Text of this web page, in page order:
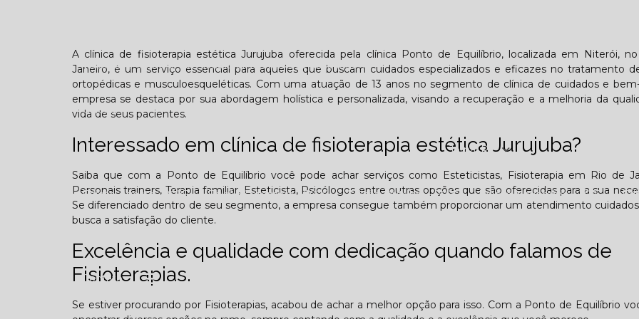
Você sabe o que é TOD (Transtorno opositivo desafiador)?
Galeria
Jornal PE
Edição Agosto - 2025 Edição Setembro - 2025 Edição Outubro - 2025 Edição Novembro - 2025
Contato
A clínica de fisioterapia estética Jurujuba oferecida pela clínica Ponto de Equilíbrio, localizada em Niterói,
Janeiro, é um serviço essencial para aqueles que buscam cuidados especializados e eficazes no tratamento
ortopédicas e musculoesqueléticas. Com uma atuação de 13 anos no segmento de clínica de cuidados e
empresa se destaca por sua abordagem holística e personalizada, visando a recuperação e a melhoria da
vida de seus pacientes.
Interessado em clínica de fisioterapia estética Jurujuba?
Saiba que com a Ponto de Equilíbrio você pode achar serviços como Esteticistas, Fisioterapia em Rio de
Personais trainers, Terapia familiar, Esteticista, Psicólogos entre outras opções que são oferecidas para a sua
Se diferenciado dentro de seu segmento, a empresa consegue também proporcionar um atendimento
busca a satisfação do cliente.
Excelência e qualidade com dedicação quando falamos de
Fisioterapias.
Se estiver procurando por Fisioterapias, acabou de achar a melhor opção para isso. Com a Ponto de Equilíbrio